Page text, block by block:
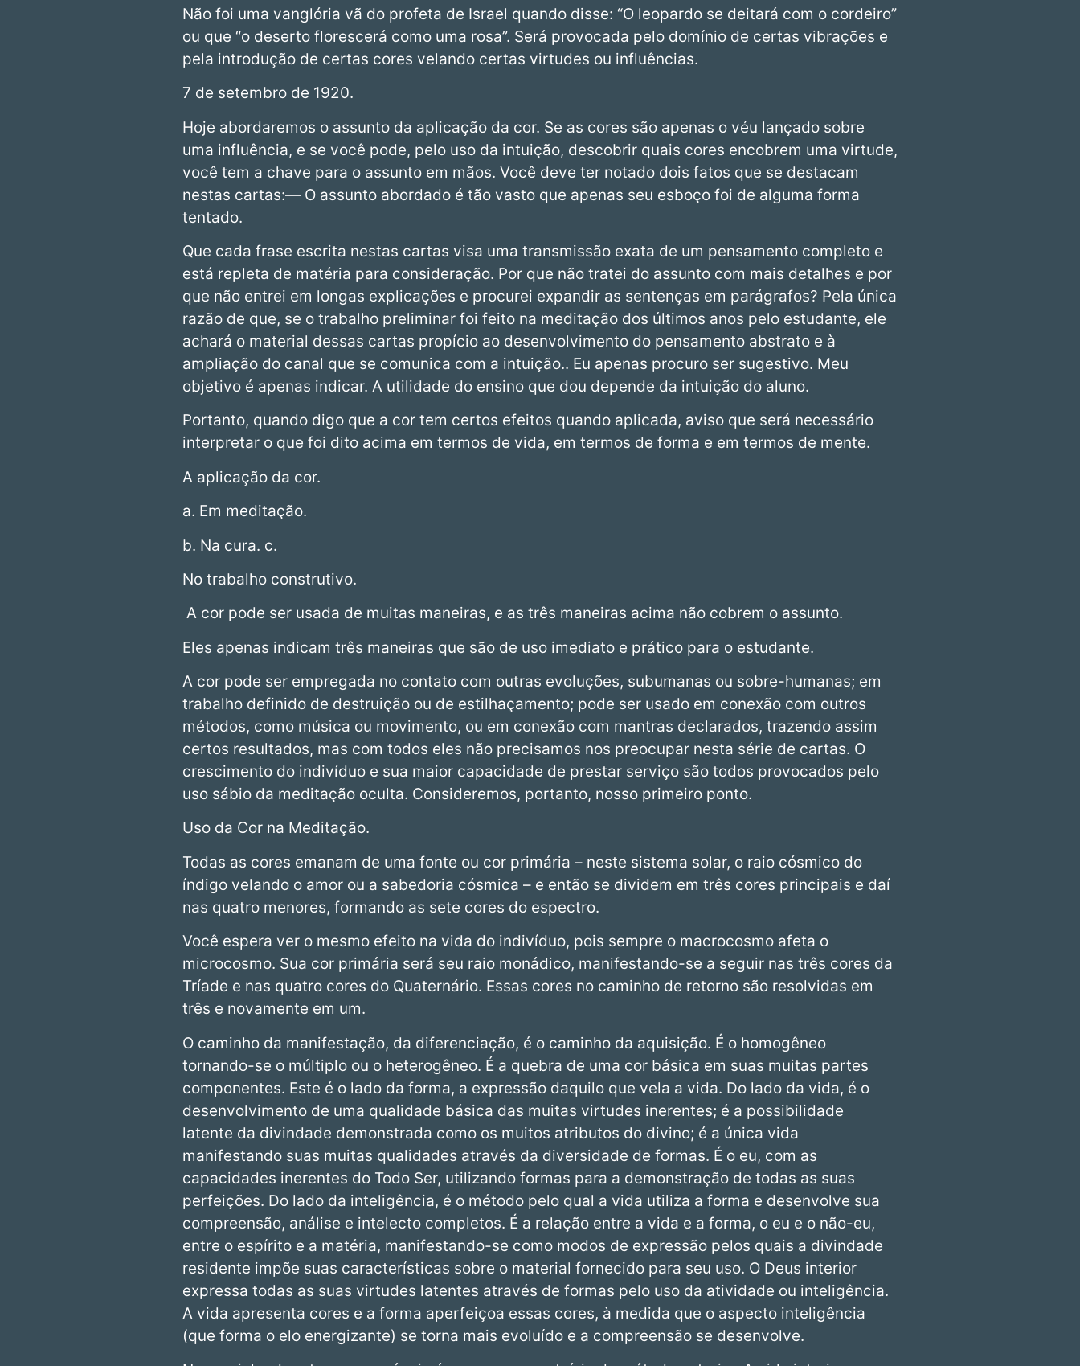
Não foi uma vanglória vã do profeta de Israel quando disse: “O leopardo se deitará com o cordeiro”
ou que “o deserto florescerá como uma rosa”. Será provocada pelo domínio de certas vibrações e
pela introdução de certas cores velando certas virtudes ou influências.
7 de setembro de 1920.
Hoje abordaremos o assunto da aplicação da cor. Se as cores são apenas o véu lançado sobre
uma influência, e se você pode, pelo uso da intuição, descobrir quais cores encobrem uma virtude,
você tem a chave para o assunto em mãos. Você deve ter notado dois fatos que se destacam
nestas cartas:— O assunto abordado é tão vasto que apenas seu esboço foi de alguma forma
tentado.
Que cada frase escrita nestas cartas visa uma transmissão exata de um pensamento completo e
está repleta de matéria para consideração. Por que não tratei do assunto com mais detalhes e por
que não entrei em longas explicações e procurei expandir as sentenças em parágrafos? Pela única
razão de que, se o trabalho preliminar foi feito na meditação dos últimos anos pelo estudante, ele
achará o material dessas cartas propício ao desenvolvimento do pensamento abstrato e à
ampliação do canal que se comunica com a intuição.. Eu apenas procuro ser sugestivo. Meu
objetivo é apenas indicar. A utilidade do ensino que dou depende da intuição do aluno.
Portanto, quando digo que a cor tem certos efeitos quando aplicada, aviso que será necessário
interpretar o que foi dito acima em termos de vida, em termos de forma e em termos de mente.
A aplicação da cor.
a. Em meditação.
b. Na cura. c.
No trabalho construtivo.
A cor pode ser usada de muitas maneiras, e as três maneiras acima não cobrem o assunto.
Eles apenas indicam três maneiras que são de uso imediato e prático para o estudante.
A cor pode ser empregada no contato com outras evoluções, subumanas ou sobre-humanas; em
trabalho definido de destruição ou de estilhaçamento; pode ser usado em conexão com outros
métodos, como música ou movimento, ou em conexão com mantras declarados, trazendo assim
certos resultados, mas com todos eles não precisamos nos preocupar nesta série de cartas. O
crescimento do indivíduo e sua maior capacidade de prestar serviço são todos provocados pelo
uso sábio da meditação oculta. Consideremos, portanto, nosso primeiro ponto.
Uso da Cor na Meditação.
Todas as cores emanam de uma fonte ou cor primária – neste sistema solar, o raio cósmico do
índigo velando o amor ou a sabedoria cósmica – e então se dividem em três cores principais e daí
nas quatro menores, formando as sete cores do espectro.
Você espera ver o mesmo efeito na vida do indivíduo, pois sempre o macrocosmo afeta o
microcosmo. Sua cor primária será seu raio monádico, manifestando-se a seguir nas três cores da
Tríade e nas quatro cores do Quaternário. Essas cores no caminho de retorno são resolvidas em
três e novamente em um.
O caminho da manifestação, da diferenciação, é o caminho da aquisição. É o homogêneo
tornando-se o múltiplo ou o heterogêneo. É a quebra de uma cor básica em suas muitas partes
componentes. Este é o lado da forma, a expressão daquilo que vela a vida. Do lado da vida, é o
desenvolvimento de uma qualidade básica das muitas virtudes inerentes; é a possibilidade
latente da divindade demonstrada como os muitos atributos do divino; é a única vida
manifestando suas muitas qualidades através da diversidade de formas. É o eu, com as
capacidades inerentes do Todo Ser, utilizando formas para a demonstração de todas as suas
perfeições. Do lado da inteligência, é o método pelo qual a vida utiliza a forma e desenvolve sua
compreensão, análise e intelecto completos. É a relação entre a vida e a forma, o eu e o não-eu,
entre o espírito e a matéria, manifestando-se como modos de expressão pelos quais a divindade
residente impõe suas características sobre o material fornecido para seu uso. O Deus interior
expressa todas as suas virtudes latentes através de formas pelo uso da atividade ou inteligência.
A vida apresenta cores e a forma aperfeiçoa essas cores, à medida que o aspecto inteligência
(que forma o elo energizante) se torna mais evoluído e a compreensão se desenvolve.